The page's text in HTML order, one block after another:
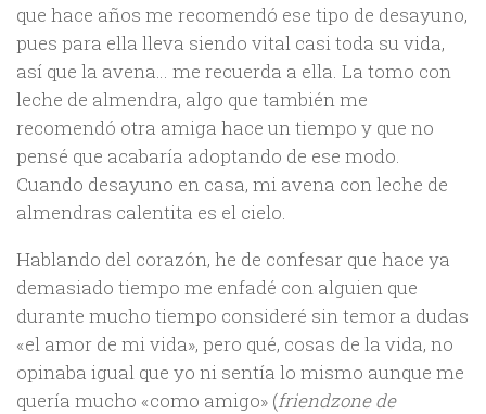
que hace años me recomendó ese tipo de desayuno,
pues para ella lleva siendo vital casi toda su vida,
así que la avena… me recuerda a ella. La tomo con
leche de almendra, algo que también me
recomendó otra amiga hace un tiempo y que no
pensé que acabaría adoptando de ese modo.
Cuando desayuno en casa, mi avena con leche de
almendras calentita es el cielo.
Hablando del corazón, he de confesar que hace ya
demasiado tiempo me enfadé con alguien que
durante mucho tiempo consideré sin temor a dudas
«el amor de mi vida», pero qué, cosas de la vida, no
opinaba igual que yo ni sentía lo mismo aunque me
quería mucho «como amigo» (friendzone de